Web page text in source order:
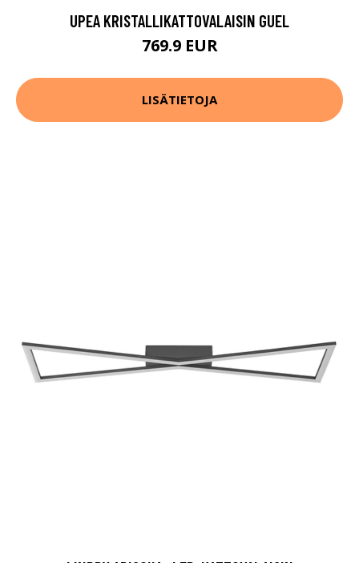
UPEA KRISTALLIKATTOVALAISIN GUEL
769.9 EUR
LISÄTIETOJA